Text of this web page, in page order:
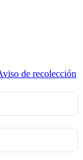
de recolección